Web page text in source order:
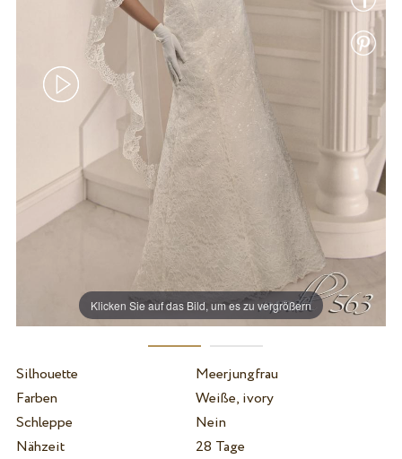
Klicken Sie auf das Bild, um es zu vergrößern
Silhouette
Meerjungfrau
Farben
Weiße, ivory
Schleppe
Nein
Nähzeit
28 Tage